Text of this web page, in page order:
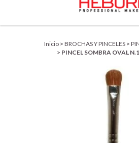
Inicio > BROCHAS Y PINCELES >
> PINCEL SOMBRA OVAL